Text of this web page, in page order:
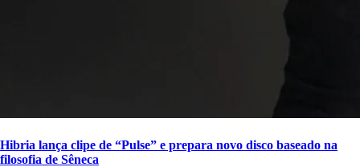
Hibria lança clipe de “Pulse” e prepara novo disco baseado na
filosofia de Sêneca